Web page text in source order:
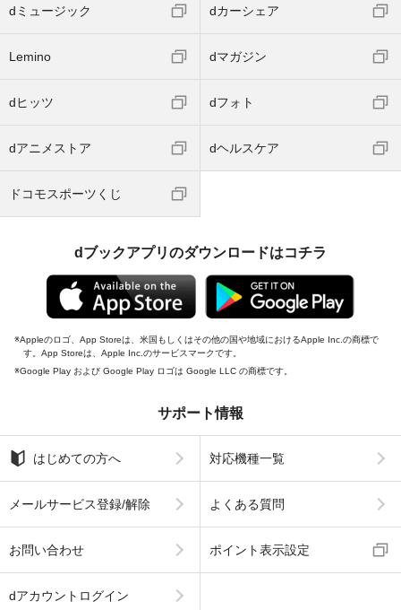
dミュージック dカーシェア
Lemino dマガジン
dヒッツ dフォト
dアニメストア dヘルスケア
ドコモスポーツくじ
dブックアプリのダウンロードはコチラ
Appleのロゴ、App Storeは、米国もしくはその他の国や地域におけるApple Inc.の商標で
す。App Storeは、Apple Inc.のサービスマークです。
Google Play および Google Play ロゴは Google LLC の商標です。
サポート情報
はじめての方へ 対応機種一覧
メールサービス登録/解除 よくある質問
お問い合わせ ポイント表示設定
dアカウントログイン